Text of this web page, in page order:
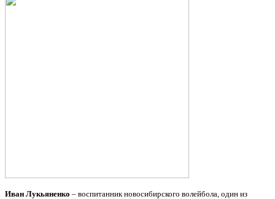
Иван Лукьяненко – воспитанник новосибирского волейбола, один из